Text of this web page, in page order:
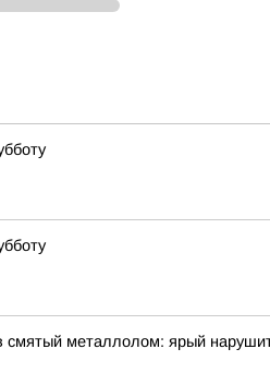
металлолом: ярый